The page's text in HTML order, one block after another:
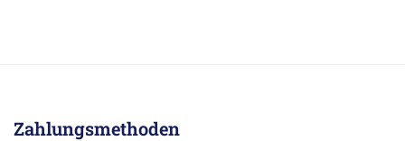
Zahlungsmethoden